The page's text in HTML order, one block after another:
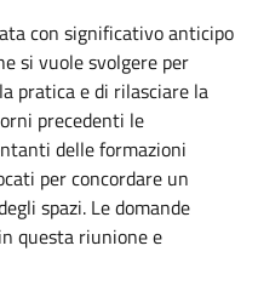
con significativo anticipo
si vuole svolgere per
pratica e di rilasciare la
precedenti le
delle formazioni
per concordare un
spazi. Le domande
questa riunione e